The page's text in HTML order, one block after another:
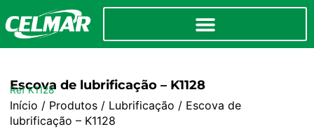
Escova de lubrificação – K1128
Ref K1128
Início / Produtos/ Lubrificação / Escova de
lubrificação – K1128